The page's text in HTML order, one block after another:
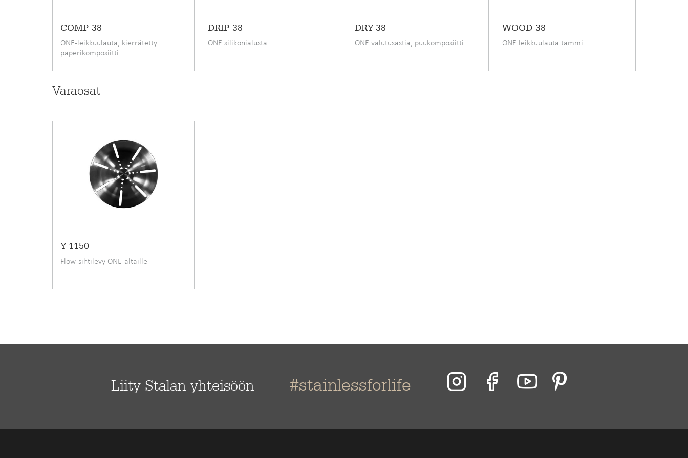
Hiilijalanjälki (CO2e), kehdosta hautaan
COMP-38
ONE-leikkuulauta, kierrätetty
paperikomposiitti
DRIP-38
ONE silikonialusta
DRY-38
ONE valutusastia, puukomposiitti
WOOD-38
ONE leikkuulauta tammi
Varaosat
Y-1150
Flow-sihtilevy ONE-altaille
Liity Stalan yhteisöön #stainlessforlife